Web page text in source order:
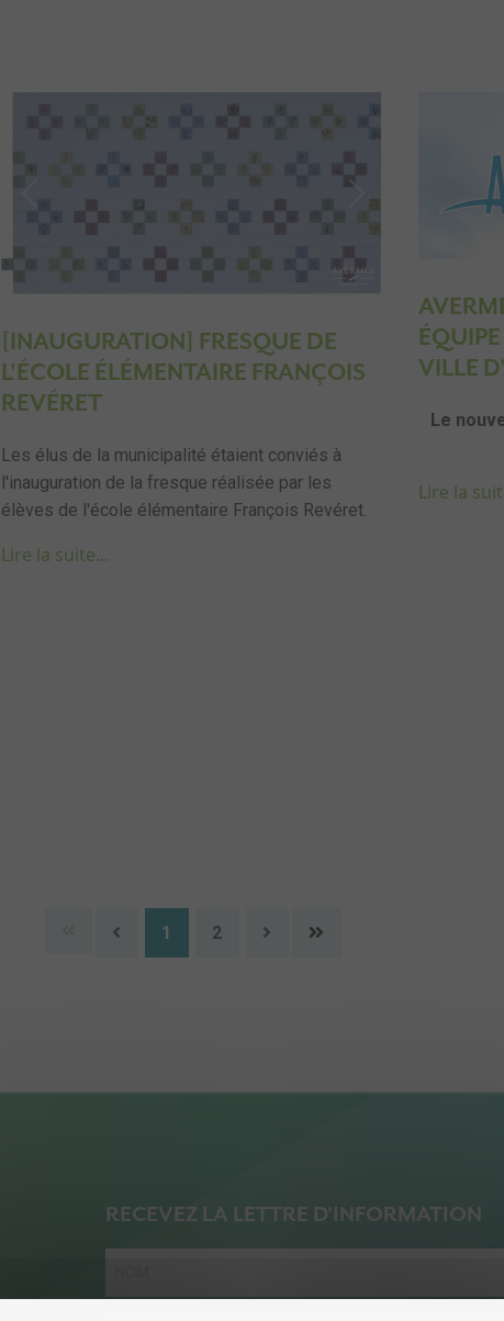
Previous Next
[INAUGURATION] FRESQUE DE
L'ÉCOLE ÉLÉMENTAIRE FRANÇOIS
REVÉRET
Les élus de la municipalité étaient conviés à
l'inauguration de la fresque réalisée par les
élèves de l'école élémentaire François Revéret.
Lire la suite...
VILLE
Le
Lire la
1 2
RECEVEZ LA LETTRE D'INFORMATION